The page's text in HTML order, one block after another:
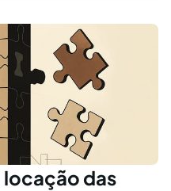
locação das